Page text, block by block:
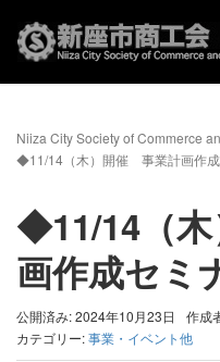
Niiza City Society of Commerce
◆11/14（木）開催 事業計画作成
◆11/14（
画作成セミ
公開済み: 2024年10月23日 作成
カテゴリー:事業・イベント他